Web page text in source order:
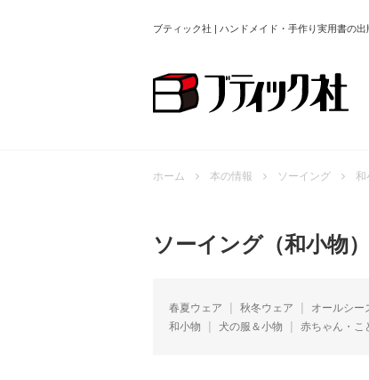
ブティック社 | ハンドメイド・手作り実用書の出
ホーム 本の情報 ソーイング 和
ソーイング（和小物
春夏ウェア 秋冬ウェア オールシー
和小物
犬の服＆小物 赤ちゃん・こ